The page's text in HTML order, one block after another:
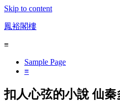
Skip to content
鳳裕閣樓
≡
Sample Page
≡
扣人心弦的小說 仙